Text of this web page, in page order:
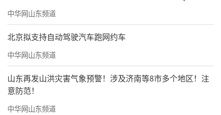
路
中华网山东频道
北京拟支持自动驾驶汽车跑网约车
中华网山东频道
山东再发山洪灾害气象预警！涉及济南等8市多个地区！注
意防范！
中华网山东频道